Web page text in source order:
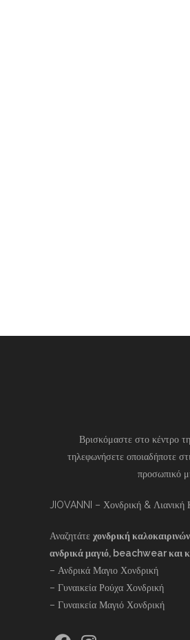
Βρισκόμαστε στο κέντρο
τηλεφωνήσετε οποιαδήποτε
προσωπικό
JIOVANNI – Χονδρική & Λιανική
Αναζητάτε χονδρική
ανδρικά μαγιό, beachwear και
– Ανδρικά Μαγιο Χονδρική
– Γυναικεία Ρούχα Χονδρική
– Γυναικεία Μαγιό Χονδρική